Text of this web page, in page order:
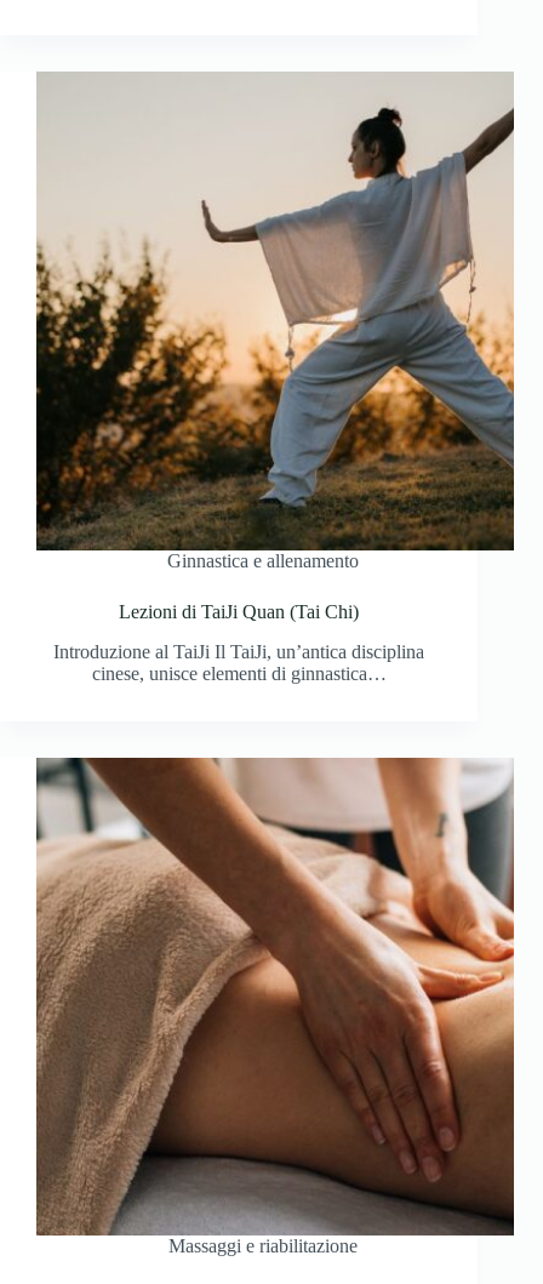
Ginnastica e allenamento
Lezioni di TaiJi Quan (Tai Chi)
Introduzione al TaiJi Il TaiJi, un’antica disciplina
cinese, unisce elementi di ginnastica…
Massaggi e riabilitazione